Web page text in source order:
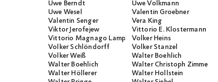
Uwe Berndt
Uwe Volkmann
Uwe Wesel
Valentin Groebner
Valentin Senger
Vera King
Viktor Jerofejew
Vittorio E. Klostermann
Vittorio Magnago LampugnaniVolker Heins
Volker Schlöndorff
Volker Stanzel
Volker Weiß
Walter Boehlich
Walter Boehlich
Walter Christoph Zimmerli
Walter Höllerer
Walter Hollstein